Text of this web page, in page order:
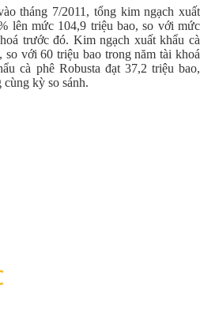
tháng 7/2011, tổng kim ngạch xuất
lên mức 104,9 triệu bao, so với mức
trước đó. Kim ngạch xuất khẩu cà
so với 60 triệu bao trong năm tài khoá
cà phê Robusta đạt 37,2 triệu bao,
kỳ so sánh.